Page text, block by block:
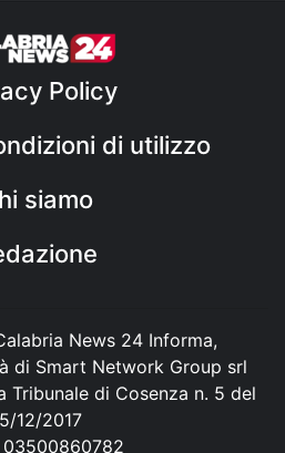
Policy
di utilizzo
siamo
News 24 Informa,
di Smart Network Group srl
Tribunale di Cosenza n. 5 del
12/2017
03500860782